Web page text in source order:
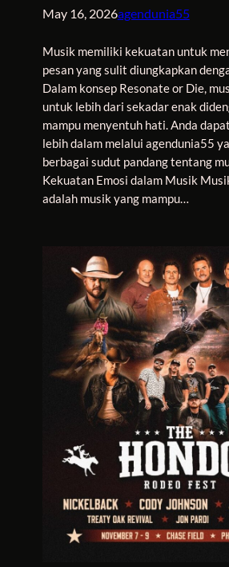
May 16, 2026agendunia55
Musik memiliki kekuatan untuk
pesan yang sulit diungkapkan
Dalam konsep Resonate or Die,
untuk lebih dari sekadar enak
mampu menyentuh hati. Anda
lebih dalam melalui agendunia55
berbagai sudut pandang tentang
Kekuatan Emosi dalam Musik
adalah musik yang mampu…